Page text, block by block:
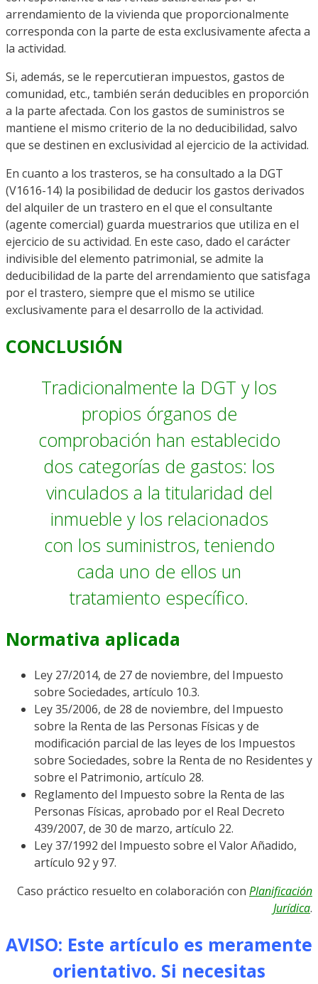
arrendamiento de la vivienda que proporcionalmente
corresponda con la parte de esta exclusivamente afecta a
la actividad.
Si, además, se le repercutieran impuestos, gastos de
comunidad, etc., también serán deducibles en proporción
a la parte afectada. Con los gastos de suministros se
mantiene el mismo criterio de la no deducibilidad, salvo
que se destinen en exclusividad al ejercicio de la actividad.
En cuanto a los trasteros, se ha consultado a la DGT
(V1616-14) la posibilidad de deducir los gastos derivados
del alquiler de un trastero en el que el consultante
(agente comercial) guarda muestrarios que utiliza en el
ejercicio de su actividad. En este caso, dado el carácter
indivisible del elemento patrimonial, se admite la
deducibilidad de la parte del arrendamiento que satisfaga
por el trastero, siempre que el mismo se utilice
exclusivamente para el desarrollo de la actividad.
CONCLUSIÓN
Tradicionalmente la DGT y los
propios órganos de
comprobación han establecido
dos categorías de gastos: los
vinculados a la titularidad del
inmueble y los relacionados
con los suministros, teniendo
cada uno de ellos un
tratamiento específico.
Normativa aplicada
Ley 27/2014, de 27 de noviembre, del Impuesto
sobre Sociedades, artículo 10.3.
Ley 35/2006, de 28 de noviembre, del Impuesto
sobre la Renta de las Personas Físicas y de
modificación parcial de las leyes de los Impuestos
sobre Sociedades, sobre la Renta de no Residentes y
sobre el Patrimonio, artículo 28.
Reglamento del Impuesto sobre la Renta de las
Personas Físicas, aprobado por el Real Decreto
439/2007, de 30 de marzo, artículo 22.
Ley 37/1992 del Impuesto sobre el Valor Añadido,
artículo 92 y 97.
Caso práctico resuelto en colaboración con Planificación
Jurídica.
AVISO: Este artículo es meramente
orientativo. Si necesitas